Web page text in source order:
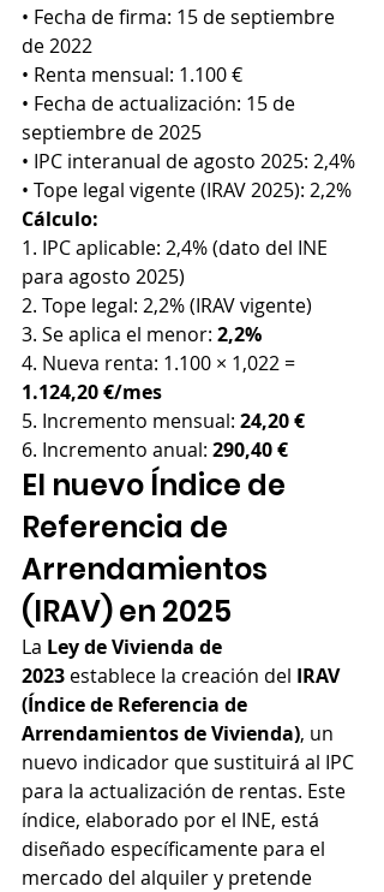
• Fecha de firma: 15 de septiembre
de 2022
• Renta mensual: 1.100 €
• Fecha de actualización: 15 de
septiembre de 2025
• IPC interanual de agosto 2025: 2,4%
• Tope legal vigente (IRAV 2025): 2,2%
Cálculo:
1. IPC aplicable: 2,4% (dato del INE
para agosto 2025)
2. Tope legal: 2,2% (IRAV vigente)
3. Se aplica el menor: 2,2%
4. Nueva renta: 1.100 × 1,022 =
1.124,20 €/mes
5. Incremento mensual: 24,20 €
6. Incremento anual: 290,40 €
El nuevo Índice de
Referencia de
Arrendamientos
(IRAV) en 2025
La Ley de Vivienda de
2023 establece la creación del IRAV
(Índice de Referencia de
Arrendamientos de Vivienda), un
nuevo indicador que sustituirá al IPC
para la actualización de rentas. Este
índice, elaborado por el INE, está
diseñado específicamente para el
mercado del alquiler y pretende